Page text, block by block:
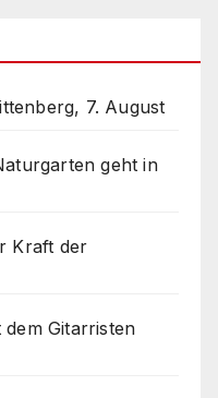
7. August
geht in
Kraft der
Gitarristen